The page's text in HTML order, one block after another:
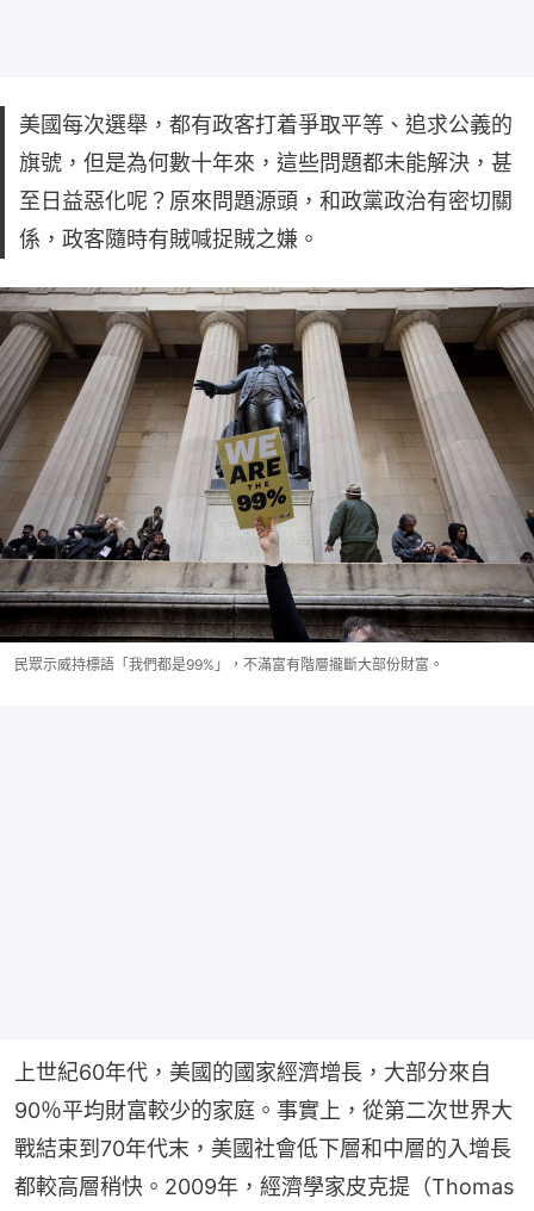
美國每次選舉，都有政客打着爭取平等、追求公義的
旗號，但是為何數十年來，這些問題都未能解決，甚
至日益惡化呢？原來問題源頭，和政黨政治有密切關
係，政客隨時有賊喊捉賊之嫌。
民眾示威持標語「我們都是99%」，不滿富有階層攏斷大部份財富。
上世紀60年代，美國的國家經濟增長，大部分來自
90％平均財富較少的家庭。事實上，從第二次世界大
戰結束到70年代末，美國社會低下層和中層的入增長
都較高層稍快。2009年，經濟學家皮克提（Thomas